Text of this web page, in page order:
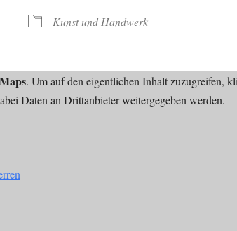
Kunst und Handwerk
. Um auf den eigentlichen Inhalt zuzugreifen,
Daten an Drittanbieter weitergegeben werden.